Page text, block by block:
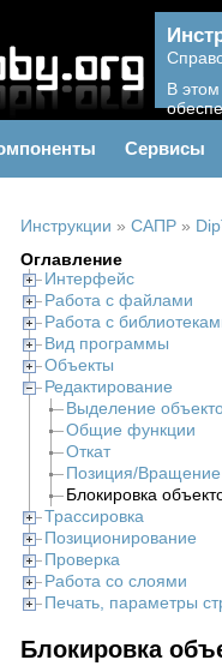
В
Сервисы
Инструкции » САПР »
Оглавление
Интерфейс
Работа с файлами
Работа с
Вид программы
Объекты
Редактирование
Выделение
Общие функции
Откат
Позиция/Вращение
Блокировка
Трассировка
Позиционирование
Проверка
Работа со слоями
Печать, параметры
Блокировка